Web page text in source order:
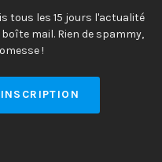
tous les 15 jours l'actualité
mail. Rien de spammy,
!